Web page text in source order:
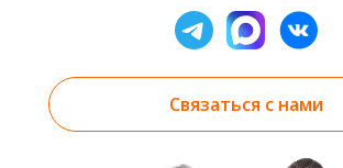
Связаться с нами